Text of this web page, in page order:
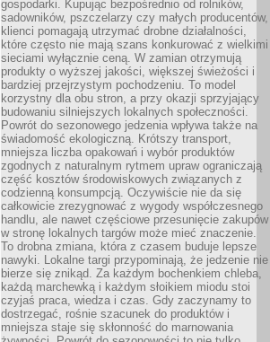
gospodarki. Kupując bezpośrednio od rolników,
sadowników, pszczelarzy czy małych producentów,
klienci pomagają utrzymać drobne działalności,
które często nie mają szans konkurować z wielkimi
sieciami wyłącznie ceną. W zamian otrzymują
produkty o wyższej jakości, większej świeżości i
bardziej przejrzystym pochodzeniu. To model
korzystny dla obu stron, a przy okazji sprzyjający
budowaniu silniejszych lokalnych społeczności.
Powrót do sezonowego jedzenia wpływa także na
świadomość ekologiczną. Krótszy transport,
mniejsza liczba opakowań i wybór produktów
zgodnych z naturalnym rytmem upraw ograniczają
część kosztów środowiskowych związanych z
codzienną konsumpcją. Oczywiście nie da się
całkowicie zrezygnować z wygody współczesnego
handlu, ale nawet częściowe przesunięcie zakupów
w stronę lokalnych targów może mieć znaczenie.
To drobna zmiana, która z czasem buduje lepsze
nawyki. Lokalne targi przypominają, że jedzenie nie
bierze się znikąd. Za każdym bochenkiem chleba,
każdą marchewką i każdym słoikiem miodu stoi
czyjaś praca, wiedza i czas. Gdy zaczynamy to
dostrzegać, rośnie szacunek do produktów i
mniejsza staje się skłonność do marnowania